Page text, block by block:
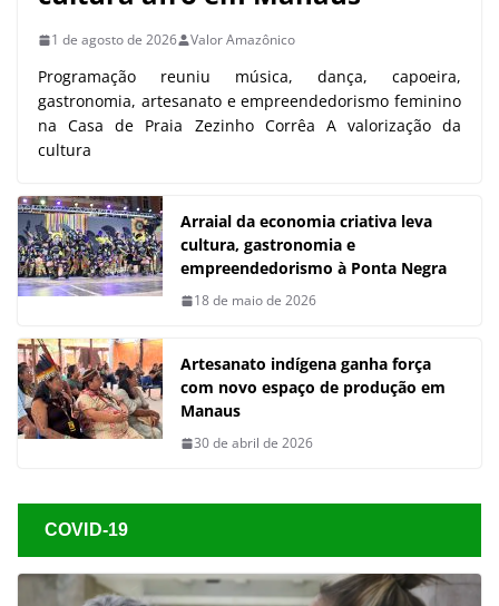
1 de agosto de 2026 Valor Amazônico
Programação reuniu música, dança, capoeira,
gastronomia, artesanato e empreendedorismo feminino
na Casa de Praia Zezinho Corrêa A valorização da
cultura
Arraial da economia criativa leva
cultura, gastronomia e
empreendedorismo à Ponta Negra
18 de maio de 2026
Artesanato indígena ganha força
com novo espaço de produção em
Manaus
30 de abril de 2026
COVID-19